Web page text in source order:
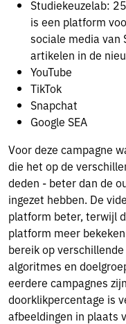
Studiekeuzelab:
is een platform
sociale media van
artikelen in de
YouTube
TikTok
Snapchat
Google SEA
Voor deze campagne
die het op de
deden - beter dan de
ingezet hebben. De
platform beter, terwijl
platform meer
bereik op
algoritmes en
eerdere campagnes
doorklikpercentage is
afbeeldingen in plaats